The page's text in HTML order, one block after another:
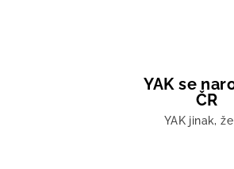
YAK se
ČR
YAK jinak,